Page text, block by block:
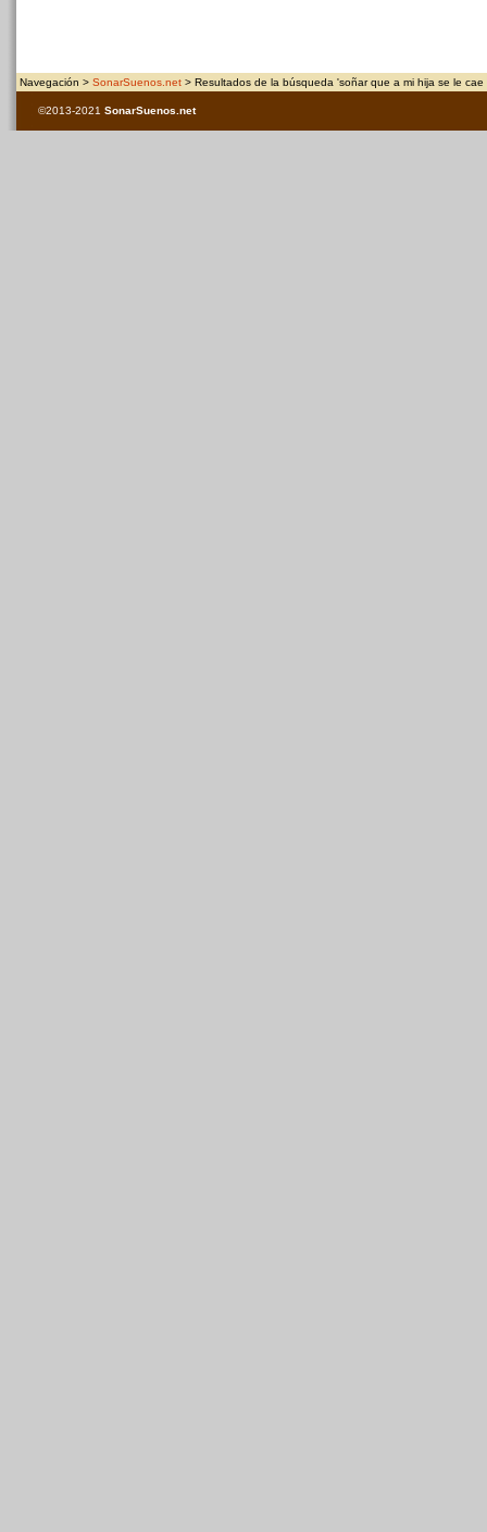
Navegación > SonarSuenos.net > Resultados de la búsqueda 'soñar que a mi hija se le cae
©2013-2021 SonarSuenos .net